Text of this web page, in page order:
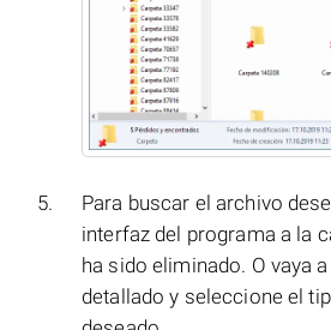
Para buscar el archivo
interfaz del programa a la
ha sido eliminado. O vaya
detallado y seleccione el